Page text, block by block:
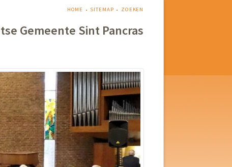
NAVIGATIE
HOME SITEMAP ZOEKEN
Gemeente Sint Pancras